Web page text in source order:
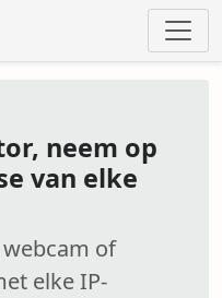
neem op
van elke
of
elke IP-